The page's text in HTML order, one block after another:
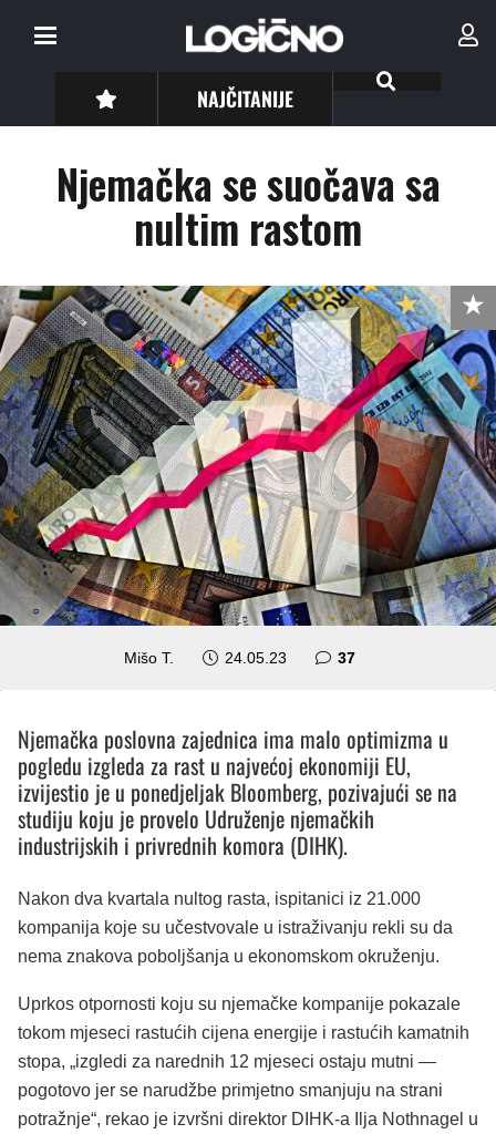
NAJČITANIJE
Njemačka se suočava sa
nultim rastom
Mišo T. 24.05.23 37komentara
Njemačka poslovna zajednica ima malo optimizma u
pogledu izgleda za rast u najvećoj ekonomiji EU,
izvijestio je u ponedjeljak Bloomberg, pozivajući se na
studiju koju je provelo Udruženje njemačkih
industrijskih i privrednih komora (DIHK).
Nakon dva kvartala nultog rasta, ispitanici iz 21.000
kompanija koje su učestvovale u istraživanju rekli su da
nema znakova poboljšanja u ekonomskom okruženju.
Uprkos otpornosti koju su njemačke kompanije pokazale
tokom mjeseci rastućih cijena energije i rastućih kamatnih
stopa, „izgledi za narednih 12 mjeseci ostaju mutni —
pogotovo jer se narudžbe primjetno smanjuju na strani
potražnje“, rekao je izvršni direktor DIHK-a Ilja Nothnagel u